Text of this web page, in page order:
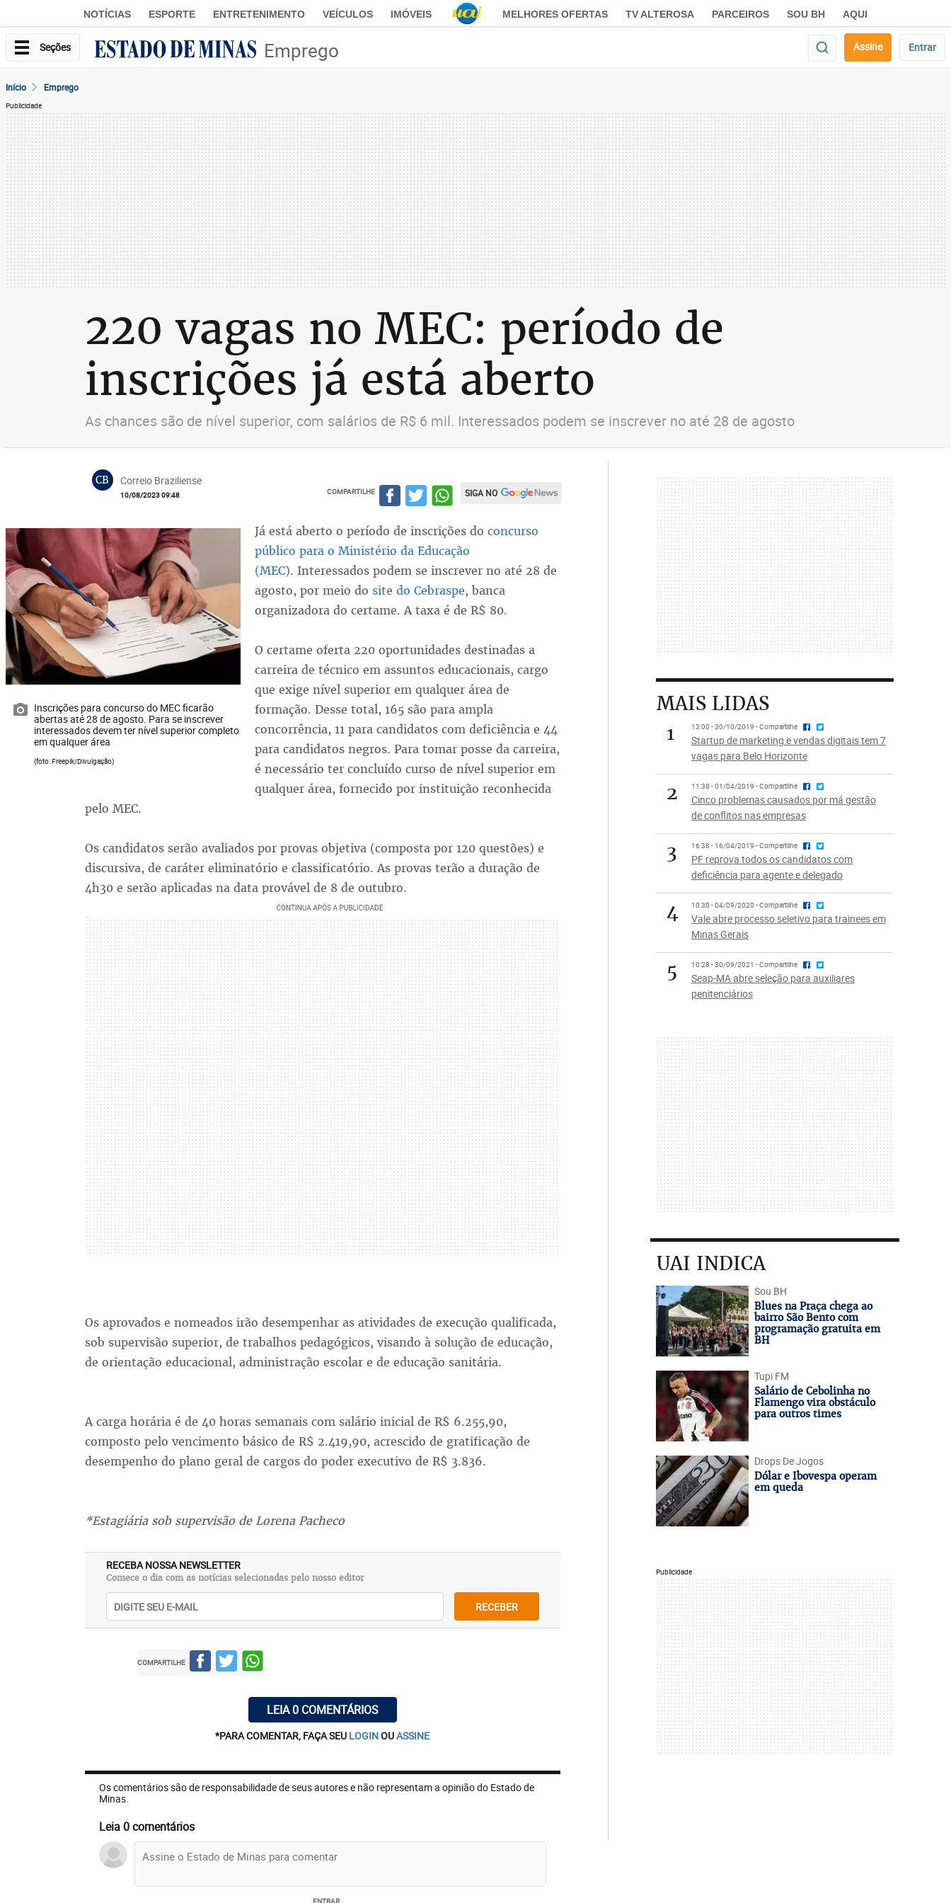
NOTÍCIAS ESPORTE ENTRETENIMENTO VEÍCULOS IMÓVEIS MELHORES OFERTAS TV ALTEROSA PARCEIROS SOU BH AQUI
Seções Emprego Assine Entrar
Início Emprego
Publicidade
220 vagas no MEC: período de
inscrições já está aberto
As chances são de nível superior, com salários de R$ 6 mil. Interessados podem se inscrever no até 28 de agosto
CB Correio Braziliense
10/08/2023 09:48 COMPARTILHE SIGA NO
Inscrições para concurso do MEC ficarão
abertas até 28 de agosto. Para se inscrever
interessados devem ter nível superior completo
em qualquer área
(foto: Freepik/Divulgação)
Já está aberto o período de inscrições do concurso
público para o Ministério da Educação
(MEC). Interessados podem se inscrever no até 28 de
agosto, por meio do site do Cebraspe, banca
organizadora do certame. A taxa é de R$ 80.
O certame oferta 220 oportunidades destinadas a
carreira de técnico em assuntos educacionais, cargo
que exige nível superior em qualquer área de
formação. Desse total, 165 são para ampla
concorrência, 11 para candidatos com deficiência e 44
para candidatos negros. Para tomar posse da carreira,
é necessário ter concluído curso de nível superior em
qualquer área, fornecido por instituição reconhecida
pelo MEC.
Os candidatos serão avaliados por provas objetiva (composta por 120 questões) e
discursiva, de caráter eliminatório e classificatório. As provas terão a duração de
4h30 e serão aplicadas na data provável de 8 de outubro.
Os aprovados e nomeados irão desempenhar as atividades de execução qualificada,
sob supervisão superior, de trabalhos pedagógicos, visando à solução de educação,
de orientação educacional, administração escolar e de educação sanitária.
A carga horária é de 40 horas semanais com salário inicial de R$ 6.255,90,
composto pelo vencimento básico de R$ 2.419,90, acrescido de gratificação de
desempenho do plano geral de cargos do poder executivo de R$ 3.836.
*Estagiária sob supervisão de Lorena Pacheco
RECEBA NOSSA NEWSLETTER
Comece o dia com as notícias selecionadas pelo nosso editor
RECEBER
COMPARTILHE
LEIA 0 COMENTÁRIOS
*PARA COMENTAR, FAÇA SEU LOGINOUASSINE
Os comentários são de responsabilidade de seus autores e não representam a opinião do Estado de
Minas.
Leia 0 comentários
MAIS LIDAS
1
13:00 - 30/10/2019 - Compartilhe
Startup de marketing e vendas digitais tem 7
vagas para Belo Horizonte
2 11:38 - 01/04/2019 - Compartilhe
Cinco problemas causados por má gestão
de conflitos nas empresas
3 16:38 - 16/04/2019 - Compartilhe
PF reprova todos os candidatos com
deficiência para agente e delegado
4 10:30 - 04/09/2020 - Compartilhe
Vale abre processo seletivo para trainees em
Minas Gerais
5 10:28 - 30/09/2021 - Compartilhe
Seap-MA abre seleção para auxiliares
penitenciários
UAI INDICA
Sou BH
Blues na Praça chega ao
bairro São Bento com
programação gratuita em
BH
Tupi FM
Salário de Cebolinha no
Flamengo vira obstáculo
para outros times
Drops De Jogos
Dólar e Ibovespa operam
em queda
Publicidade